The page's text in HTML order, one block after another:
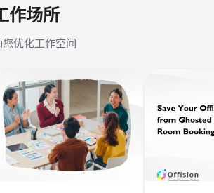
作场所
优化工作空间